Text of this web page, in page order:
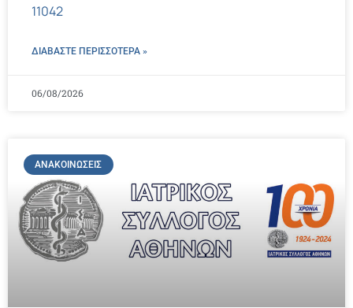
11042
ΔΙΑΒΑΣΤΕ ΠΕΡΙΣΣΌΤΕΡΑ »
06/08/2026
ΑΝΑΚΟΙΝΏΣΕΙΣ